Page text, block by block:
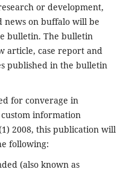
or development,
news on buffalo will be
bulletin. The bulletin
article, case report and
published in the bulletin
for converage in
information
2008, this publication will
following:
(also known as